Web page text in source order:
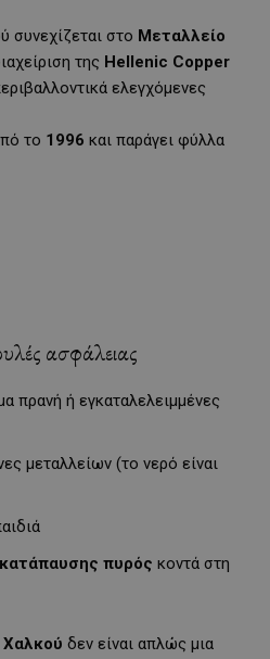
συνεχίζεται στο Μεταλλείο
της Hellenic Copper
ελεγχόμενες
το 1996 και παράγει φύλλα
ασφάλειας
πρανή ή εγκαταλελειμμένες
μεταλλείων (το νερό είναι
πυρός κοντά στη
Χαλκού δεν είναι απλώς μια